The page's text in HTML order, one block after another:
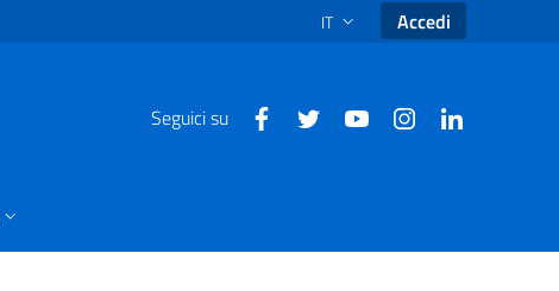
SELEZIONE LINGUA: LINGUA
IT Accedi
Seguici su